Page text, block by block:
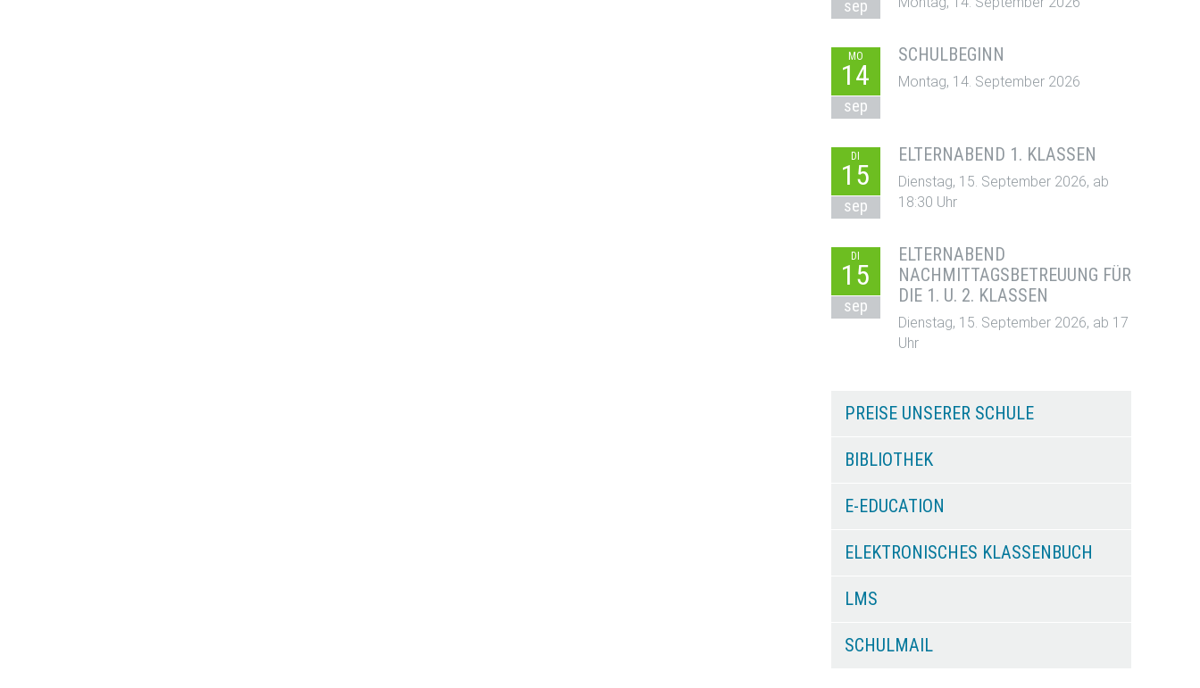
sep
MO
14
sep
SCHULBEGINN
Montag, 14. September 2026
DI
15
sep
ELTERNABEND 1. KLASSEN
Dienstag, 15. September 2026, ab
18:30 Uhr
DI
15
sep
ELTERNABEND
NACHMITTAGSBETREUUNG FÜR
DIE 1. U. 2. KLASSEN
Dienstag, 15. September 2026, ab 17
Uhr
PREISE UNSERER SCHULE
BIBLIOTHEK
E-EDUCATION
ELEKTRONISCHES KLASSENBUCH
LMS
SCHULMAIL